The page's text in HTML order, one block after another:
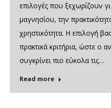
επιλογές που ξεχωρίζουν
μαγνησίου, την
χρηστικότητα. Η επιλογή
πρακτικά κριτήρια, ώστε ο
συγκρίνει πιο εύκολα τις…
Read more